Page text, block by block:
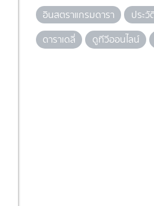
อินสตราแกรมดารา
ประวั
ดาราเดลี่
ดูทีวีออนไลน์